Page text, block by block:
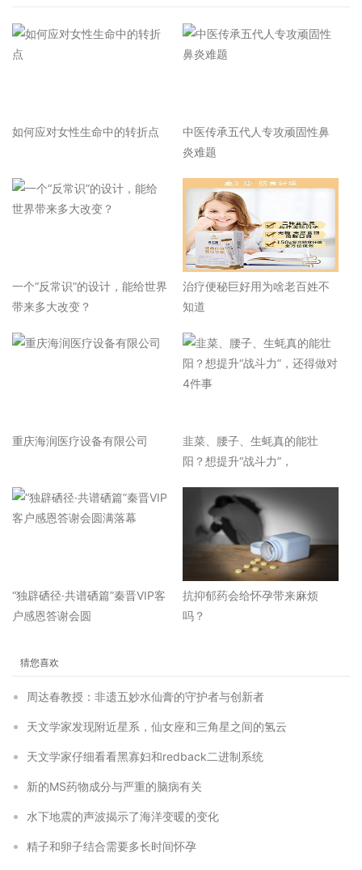
如何应对女性生命中的转折点
中医传承五代人专攻顽固性鼻
炎难题
一个“反常识”的设计，能给世界
带来多大改变？
治疗便秘巨好用为啥老百姓不
知道
重庆海润医疗设备有限公司
韭菜、腰子、生蚝真的能壮
阳？想提升“战斗力”，
“独辟硒径·共谱硒篇”秦晋VIP客
户感恩答谢会圆
抗抑郁药会给怀孕带来麻烦
吗？
猜您喜欢
周达春教授：非遗五妙水仙膏的守护者与创新者
天文学家发现附近星系，仙女座和三角星之间的氢云
天文学家仔细看看黑寡妇和redback二进制系统
新的MS药物成分与严重的脑病有关
水下地震的声波揭示了海洋变暖的变化
精子和卵子结合需要多长时间怀孕